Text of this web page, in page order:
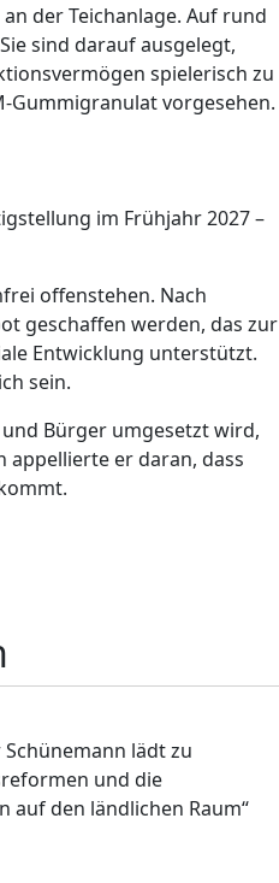
der Teichanlage. Auf rund
sind darauf ausgelegt,
spielerisch zu
Gummigranulat vorgesehen.
im Frühjahr 2027 –
offenstehen. Nach
geschaffen werden, das zur
Entwicklung unterstützt.
sein.
Bürger umgesetzt wird,
appellierte er daran, dass
Schünemann lädt zu
und die
auf den ländlichen Raum“